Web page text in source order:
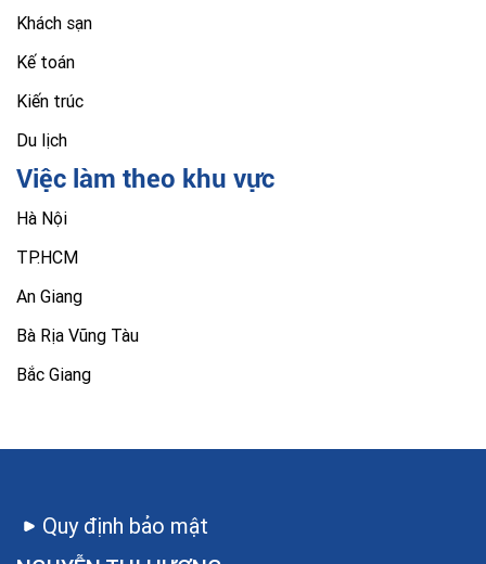
Khách sạn
Kế toán
Kiến trúc
Du lịch
Việc làm theo khu vực
Hà Nội
TP.HCM
An Giang
Bà Rịa Vũng Tàu
Bắc Giang
Quy định bảo mật